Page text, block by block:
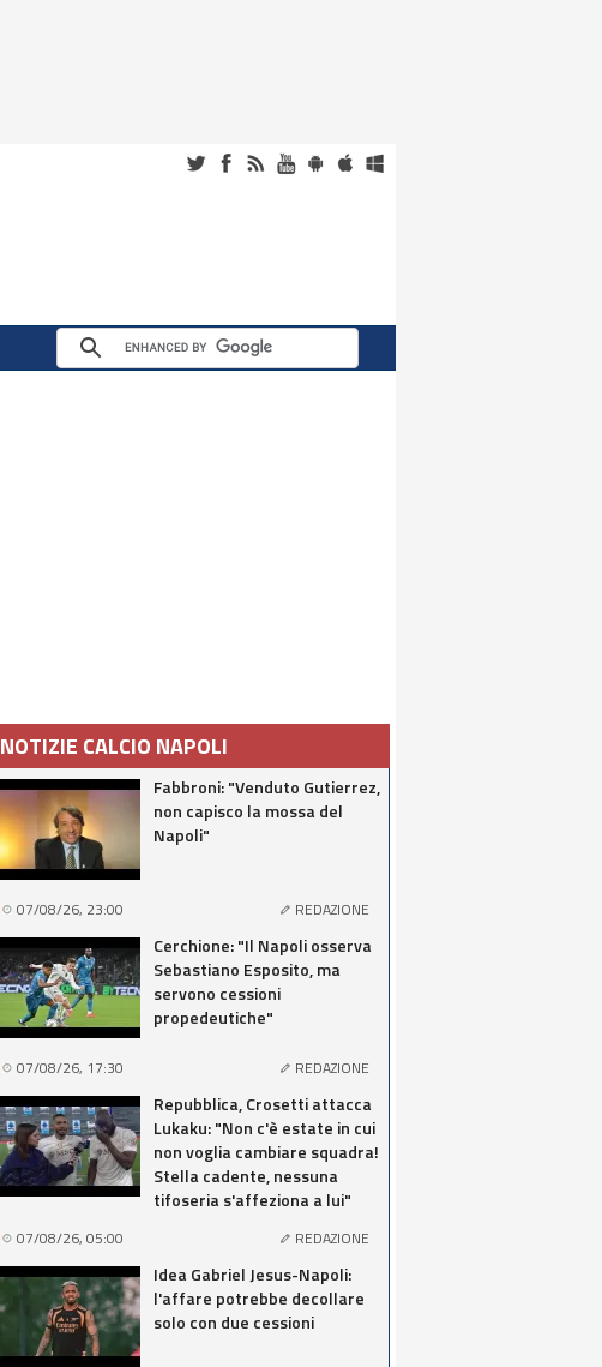
NOTIZIE CALCIO NAPOLI
Fabbroni: "Venduto Gutierrez,
non capisco la mossa del
Napoli"
07/08/26, 23:00 REDAZIONE
Cerchione: "Il Napoli osserva
Sebastiano Esposito, ma
servono cessioni
propedeutiche"
07/08/26, 17:30 REDAZIONE
Repubblica, Crosetti attacca
Lukaku: "Non c'è estate in cui
non voglia cambiare squadra!
Stella cadente, nessuna
tifoseria s'affeziona a lui"
07/08/26, 05:00 REDAZIONE
Idea Gabriel Jesus-Napoli:
l'affare potrebbe decollare
solo con due cessioni